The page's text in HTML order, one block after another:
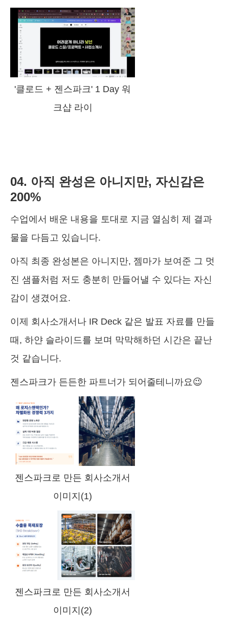
'클로드 + 젠스파크' 1 Day 워
크샵 라이
04. 아직 완성은 아니지만, 자신감은
200%
수업에서 배운 내용을 토대로 지금 열심히 제 결과
물을 다듬고 있습니다.
아직 최종 완성본은 아니지만, 젬마가 보여준 그 멋
진 샘플처럼 저도 충분히 만들어낼 수 있다는 자신
감이 생겼어요.
이제 회사소개서나 IR Deck 같은 발표 자료를 만들
때, 하얀 슬라이드를 보며 막막해하던 시간은 끝난
것 같습니다.
젠스파크가 든든한 파트너가 되어줄테니까요😉
젠스파크로 만든 회사소개서
이미지(1)
젠스파크로 만든 회사소개서
이미지(2)